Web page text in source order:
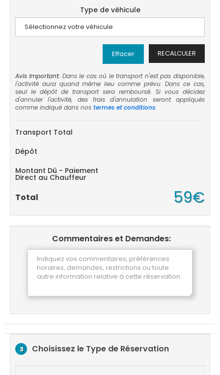
Type de véhicule
RECALCULER
Effacer
Avis important: Dans le cas où le transport n'est pas disponible,
l'activité aura quand même lieu comme prévu. Dans ce cas,
seul le dépôt de transport sera remboursé. Si vous décidez
d'annuler l'activité, des frais d'annulation seront appliqués
comme indiqué dans nos termes et conditions.
Transport Total
Dépôt
Montant Dû - Paiement
Direct au Chauffeur
Total 59€
Commentaires et Demandes:
3 Choisissez le Type de Réservation